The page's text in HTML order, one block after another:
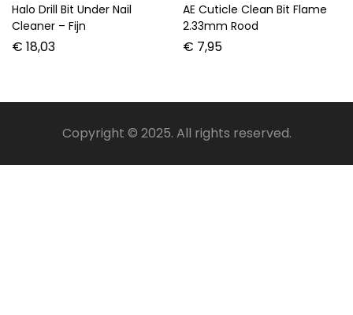
Halo Drill Bit Under Nail
Cleaner – Fijn
€ 18,03
AE Cuticle Clean Bit Flame
2.33mm Rood
€ 7,95
Copyright © 2025. All rights reserved.